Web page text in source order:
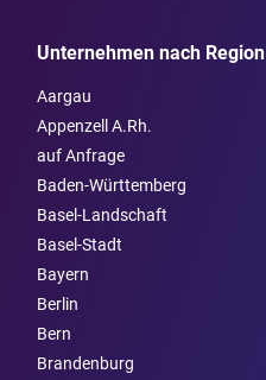
Unternehmen nach Region
Aargau
Appenzell A.Rh.
auf Anfrage
Baden-Württemberg
Basel-Landschaft
Basel-Stadt
Bayern
Berlin
Bern
Brandenburg